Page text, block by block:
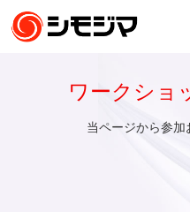
ワークショ
当ページから参加